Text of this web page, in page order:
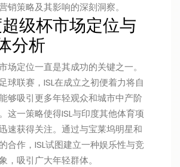
销策略及其影响的深刻洞察。
级杯市场定位与
分析
场定位一直是其成功的关键之一。
球联赛，ISL在成立之初便着力将自
够吸引更多年轻观众和城市中产阶
这一策略使得ISL与印度其他体育项
速获得关注。通过与宝莱坞明星和
合作，ISL试图建立一种娱乐性与竞
，吸引广大年轻群体。